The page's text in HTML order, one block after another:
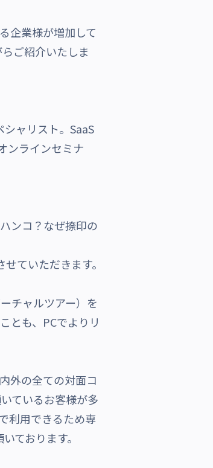
企業様が増加して
ご紹介いたしま
ャリスト。SaaS
ンラインセミナ
ンコ？なぜ捺印の
ていただきます。
チャルツアー）を
とも、PCでよりリ
外の全ての対面コ
ているお客様が多
利用できるため専
ます。